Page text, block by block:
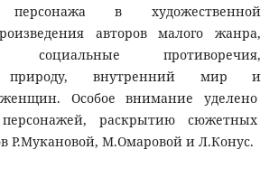
персонажа в художественной
авторов малого жанра,
социальные противоречия,
природу, внутренний мир и
Особое внимание уделено
раскрытию сюжетных
Р.Мукановой, М.Омаровой и Л.Конус.